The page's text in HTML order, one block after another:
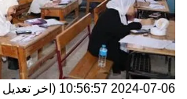
2024-07-06 10:56:57 (اخر تعديل